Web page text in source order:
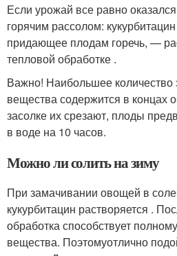
Если урожай все равно
горячим рассолом:
придающее плодам горечь, —
тепловой обработке .
Важно! Наибольшее количество
вещества содержится в концах
засолке их срезают, плоды
в воде на 10 часов.
Можно ли солить на зиму
При замачивании овощей в
кукурбитацин растворяется .
обработка способствует
вещества. Поэтомуотлично